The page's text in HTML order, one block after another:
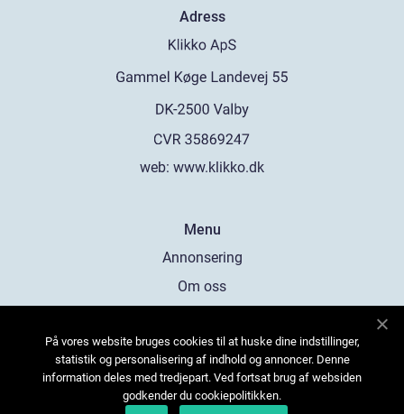
Adress
web: www.klikko.dk
Menu
Annonsering
Om oss
Kontakta oss
Sitemap
På vores website bruges cookies til at huske dine indstillinger,
statistik og personalisering af indhold og annoncer. Denne
information deles med tredjepart. Ved fortsat brug af websiden
godkender du cookiepolitikken.